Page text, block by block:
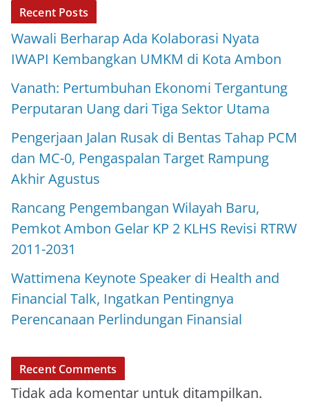
Recent Posts
Wawali Berharap Ada Kolaborasi Nyata
IWAPI Kembangkan UMKM di Kota Ambon
Vanath: Pertumbuhan Ekonomi Tergantung
Perputaran Uang dari Tiga Sektor Utama
Pengerjaan Jalan Rusak di Bentas Tahap PCM
dan MC-0, Pengaspalan Target Rampung
Akhir Agustus
Rancang Pengembangan Wilayah Baru,
Pemkot Ambon Gelar KP 2 KLHS Revisi RTRW
2011-2031
Wattimena Keynote Speaker di Health and
Financial Talk, Ingatkan Pentingnya
Perencanaan Perlindungan Finansial
Recent Comments
Tidak ada komentar untuk ditampilkan.